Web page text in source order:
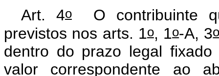
Art. 4oO contribuinte
previstos nos arts. 1o, 1o-A, 3
dentro do prazo legal
valor correspondente ao